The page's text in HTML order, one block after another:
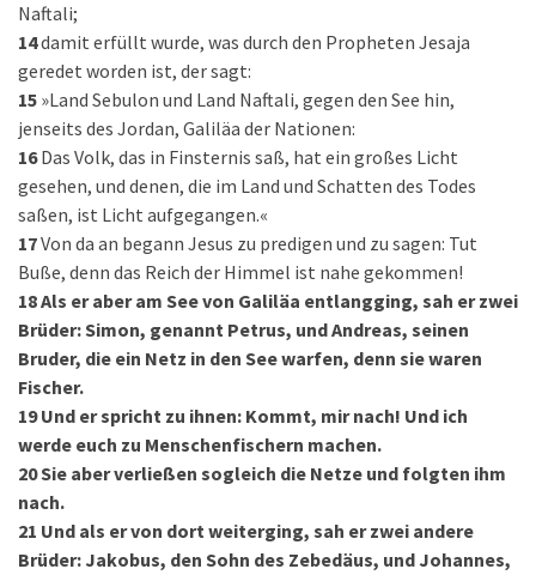
Naftali;
14damit erfüllt wurde, was durch den Propheten Jesaja
geredet worden ist, der sagt:
15 »Land Sebulon und Land Naftali, gegen den See hin,
jenseits des Jordan, Galiläa der Nationen:
16 Das Volk, das in Finsternis saß, hat ein großes Licht
gesehen, und denen, die im Land und Schatten des Todes
saßen, ist Licht aufgegangen.«
17Von da an begann Jesus zu predigen und zu sagen: Tut
Buße, denn das Reich der Himmel ist nahe gekommen!
18Als er aber am See von Galiläa entlangging, sah er zwei
Brüder: Simon, genannt Petrus, und Andreas, seinen
Bruder, die ein Netz in den See warfen, denn sie waren
Fischer.
19 Und er spricht zu ihnen: Kommt, mir nach! Und ich
werde euch zu Menschenfischern machen.
20Sie aber verließen sogleich die Netze und folgten ihm
nach.
21 Und als er von dort weiterging, sah er zwei andere
Brüder: Jakobus, den Sohn des Zebedäus, und Johannes,